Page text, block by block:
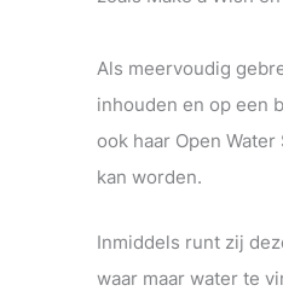
Als meervoudig
inhouden en op een
ook haar Open
kan worden.
Inmiddels runt zij
waar maar water te